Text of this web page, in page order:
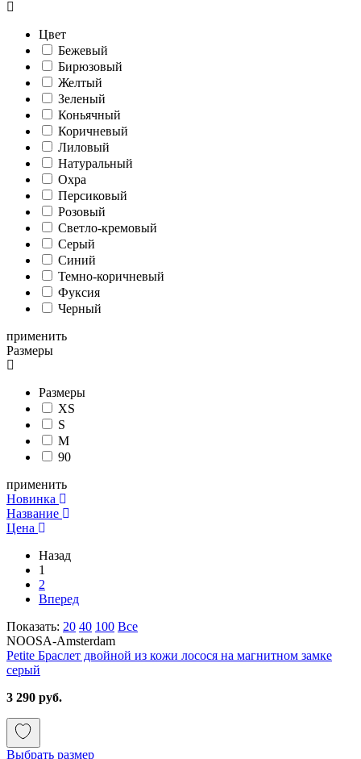
Цвет
Бежевый
Бирюзовый
Желтый
Зеленый
Коньячный
Коричневый
Лиловый
Натуральный
Охра
Персиковый
Розовый
Светло-кремовый
Серый
Синий
Темно-коричневый
Фуксия
Черный
применить
Размеры
Размеры
XS
S
M
90
применить
Новинка
Название
Цена
Назад
1
2
Вперед
Показать: 20 40 100 Все
NOOSA-Amsterdam
Petite Браслет двойной из кожи лосося на магнитном замке
серый
3 290 руб.
Выбрать размер